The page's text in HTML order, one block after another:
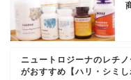
ニュートロジーナのレチ
がおすすめ【ハリ・シミし